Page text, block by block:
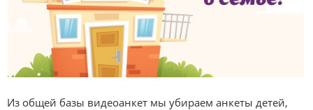
Из общей базы видеоанкет мы убираем анкеты детей,